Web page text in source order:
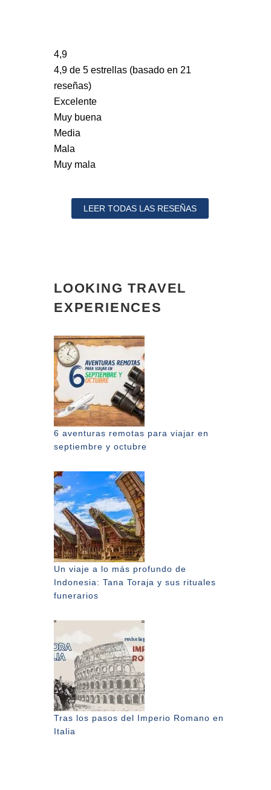
4,9
4,9 de 5 estrellas (basado en 21
reseñas)
Excelente
Muy buena
Media
Mala
Muy mala
LEER TODAS LAS RESEÑAS
LOOKING TRAVEL
EXPERIENCES
6 aventuras remotas para viajar en
septiembre y octubre
Un viaje a lo más profundo de
Indonesia: Tana Toraja y sus rituales
funerarios
Tras los pasos del Imperio Romano en
Italia